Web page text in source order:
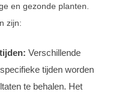
en gezonde planten.
zijn:
Verschillende
tijden worden
te behalen. Het